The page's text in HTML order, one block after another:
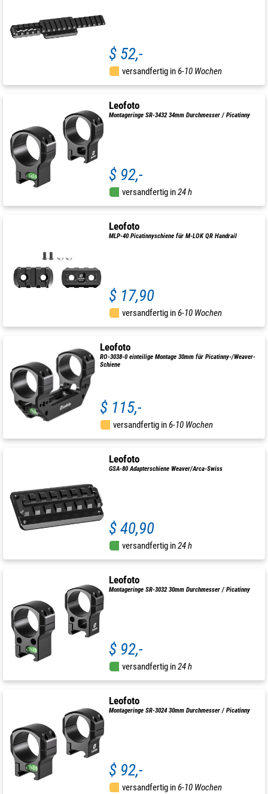
$ 52,-
versandfertig in6-10 Wochen
Leofoto
Montageringe SR-3432 34mm Durchmesser / Picatinny
$ 92,-
versandfertig in24 h
Leofoto
MLP-40 Picatinnyschiene für M-LOK QR Handrail
$ 17,90
versandfertig in6-10 Wochen
Leofoto
RO-3038-0 einteilige Montage 30mm für Picatinny-/Weaver-
Schiene
$ 115,-
versandfertig in6-10 Wochen
Leofoto
GSA-80 Adapterschiene Weaver/Arca-Swiss
$ 40,90
versandfertig in24 h
Leofoto
Montageringe SR-3032 30mm Durchmesser / Picatinny
$ 92,-
versandfertig in24 h
Leofoto
Montageringe SR-3024 30mm Durchmesser / Picatinny
$ 92,-
versandfertig in6-10 Wochen